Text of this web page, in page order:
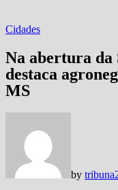
Cidades
Na abertura da
destaca
MS
by tribuna